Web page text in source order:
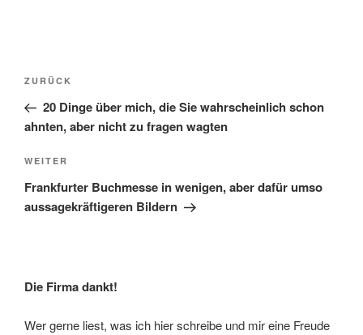
Beitragsnavigation
Vorheriger
Beitrag
ZURÜCK
20 Dinge über mich, die Sie wahrscheinlich schon
ahnten, aber nicht zu fragen wagten
Nächster
Beitrag
WEITER
Frankfurter Buchmesse in wenigen, aber dafür umso
aussagekräftigeren Bildern
Die Firma dankt!
Wer gerne liest, was ich hier schreibe und mir eine Freude